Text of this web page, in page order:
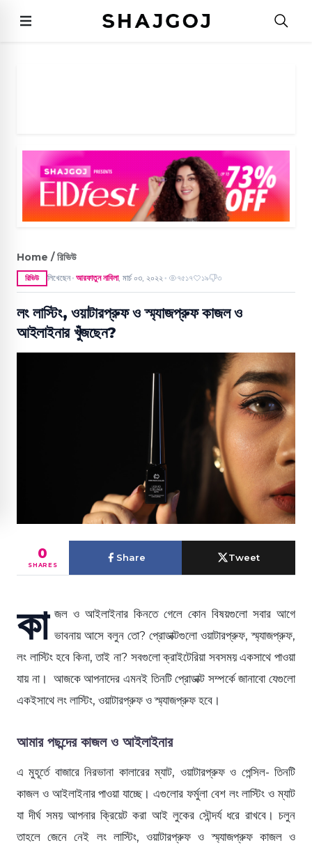
Home / রিভিউ
রিভিউ লিখেছেন ● আরফাতুন নাবিলা, মার্চ ০৩, ২০২২ ● ৭৫১৭ ১৯ ৩
লং লাস্টিং, ওয়াটারপ্রুফ ও স্ম্যাজপ্রুফ কাজল ও
আইলাইনার খুঁজছেন?
0
SHARES
Share Tweet
কা জল ও আইলাইনার কিনতে গেলে কোন বিষয়গুলো সবার আগে
ভাবনায় আসে বলুন তো? প্রোডাক্টগুলো ওয়াটারপ্রুফ, স্ম্যাজপ্রুফ,
লং লাস্টিং হবে কিনা, তাই না? সবগুলো ক্রাইটেরিয়া সবসময় একসাথে পাওয়া
যায় না। আজকে আপনাদের এমনই তিনটি প্রোডাক্ট সম্পর্কে জানাবো যেগুলো
একইসাথে লং লাস্টিং, ওয়াটারপ্রুফ ও স্ম্যাজপ্রুফ হবে।
আমার পছন্দের কাজল ও আইলাইনার
এ মুহূর্তে বাজারে নিরভানা কালারের ম্যাট, ওয়াটারপ্রুফ ও পেন্সিল- তিনটি
কাজল ও আইলাইনার পাওয়া যাচ্ছে। এগুলোর ফর্মুলা বেশ লং লাস্টিং ও ম্যাট
যা দীর্ঘ সময় আপনার ক্রিয়েট করা আই লুকের সৌন্দর্য ধরে রাখবে। চলুন
তাহলে জেনে নেই লং লাস্টিং, ওয়াটারপ্রুফ ও স্ম্যাজপ্রুফ কাজল ও